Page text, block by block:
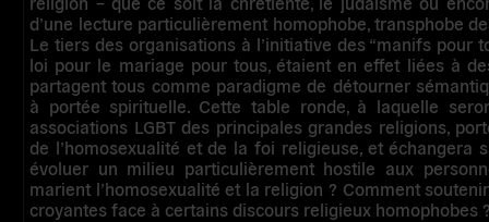
d’une lecture particulièrement homophobe, transphobe
Le tiers des organisations à l’initiative des “manifs pour
loi pour le mariage pour tous, étaient en effet liées à
partagent tous comme paradigme de détourner
à portée spirituelle. Cette table ronde, à laquelle
associations LGBT des principales grandes religions,
de l’homosexualité et de la foi religieuse, et échangera
évoluer un milieu particulièrement hostile aux
marient l’homosexualité et la religion ? Comment
croyantes face à certains discours religieux homophobes